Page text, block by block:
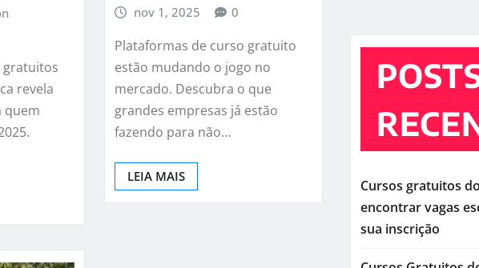
gratuitos
revela
quem
nov 1, 2025
0
Plataformas de curso gratuito
estão mudando o jogo no
mercado. Descubra o que
grandes empresas já estão
fazendo para não…
LEIA MAIS
Cursos gratuitos
encontrar vagas
sua inscrição